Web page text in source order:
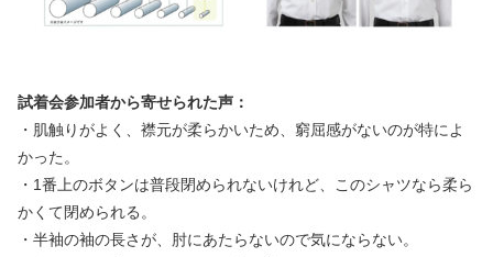
試着会参加者から寄せられた声：
・肌触りがよく、襟元が柔らかいため、窮屈感がないのが特によ
かった。
・1番上のボタンは普段閉められないけれど、このシャツなら柔ら
かくて閉められる。
・半袖の袖の長さが、肘にあたらないので気にならない。